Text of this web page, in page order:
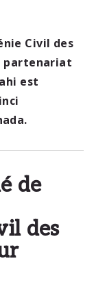
Civil des
partenariat
est
de
des